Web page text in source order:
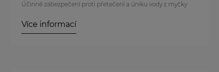
Účinné zabezpečení proti přetečení a úniku vody z myčky
Více informací